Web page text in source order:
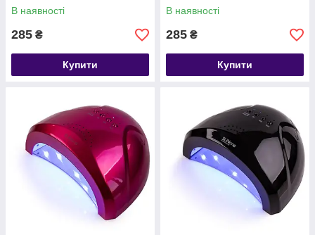
В наявності
285 ₴
Купити
В наявності
285 ₴
Купити